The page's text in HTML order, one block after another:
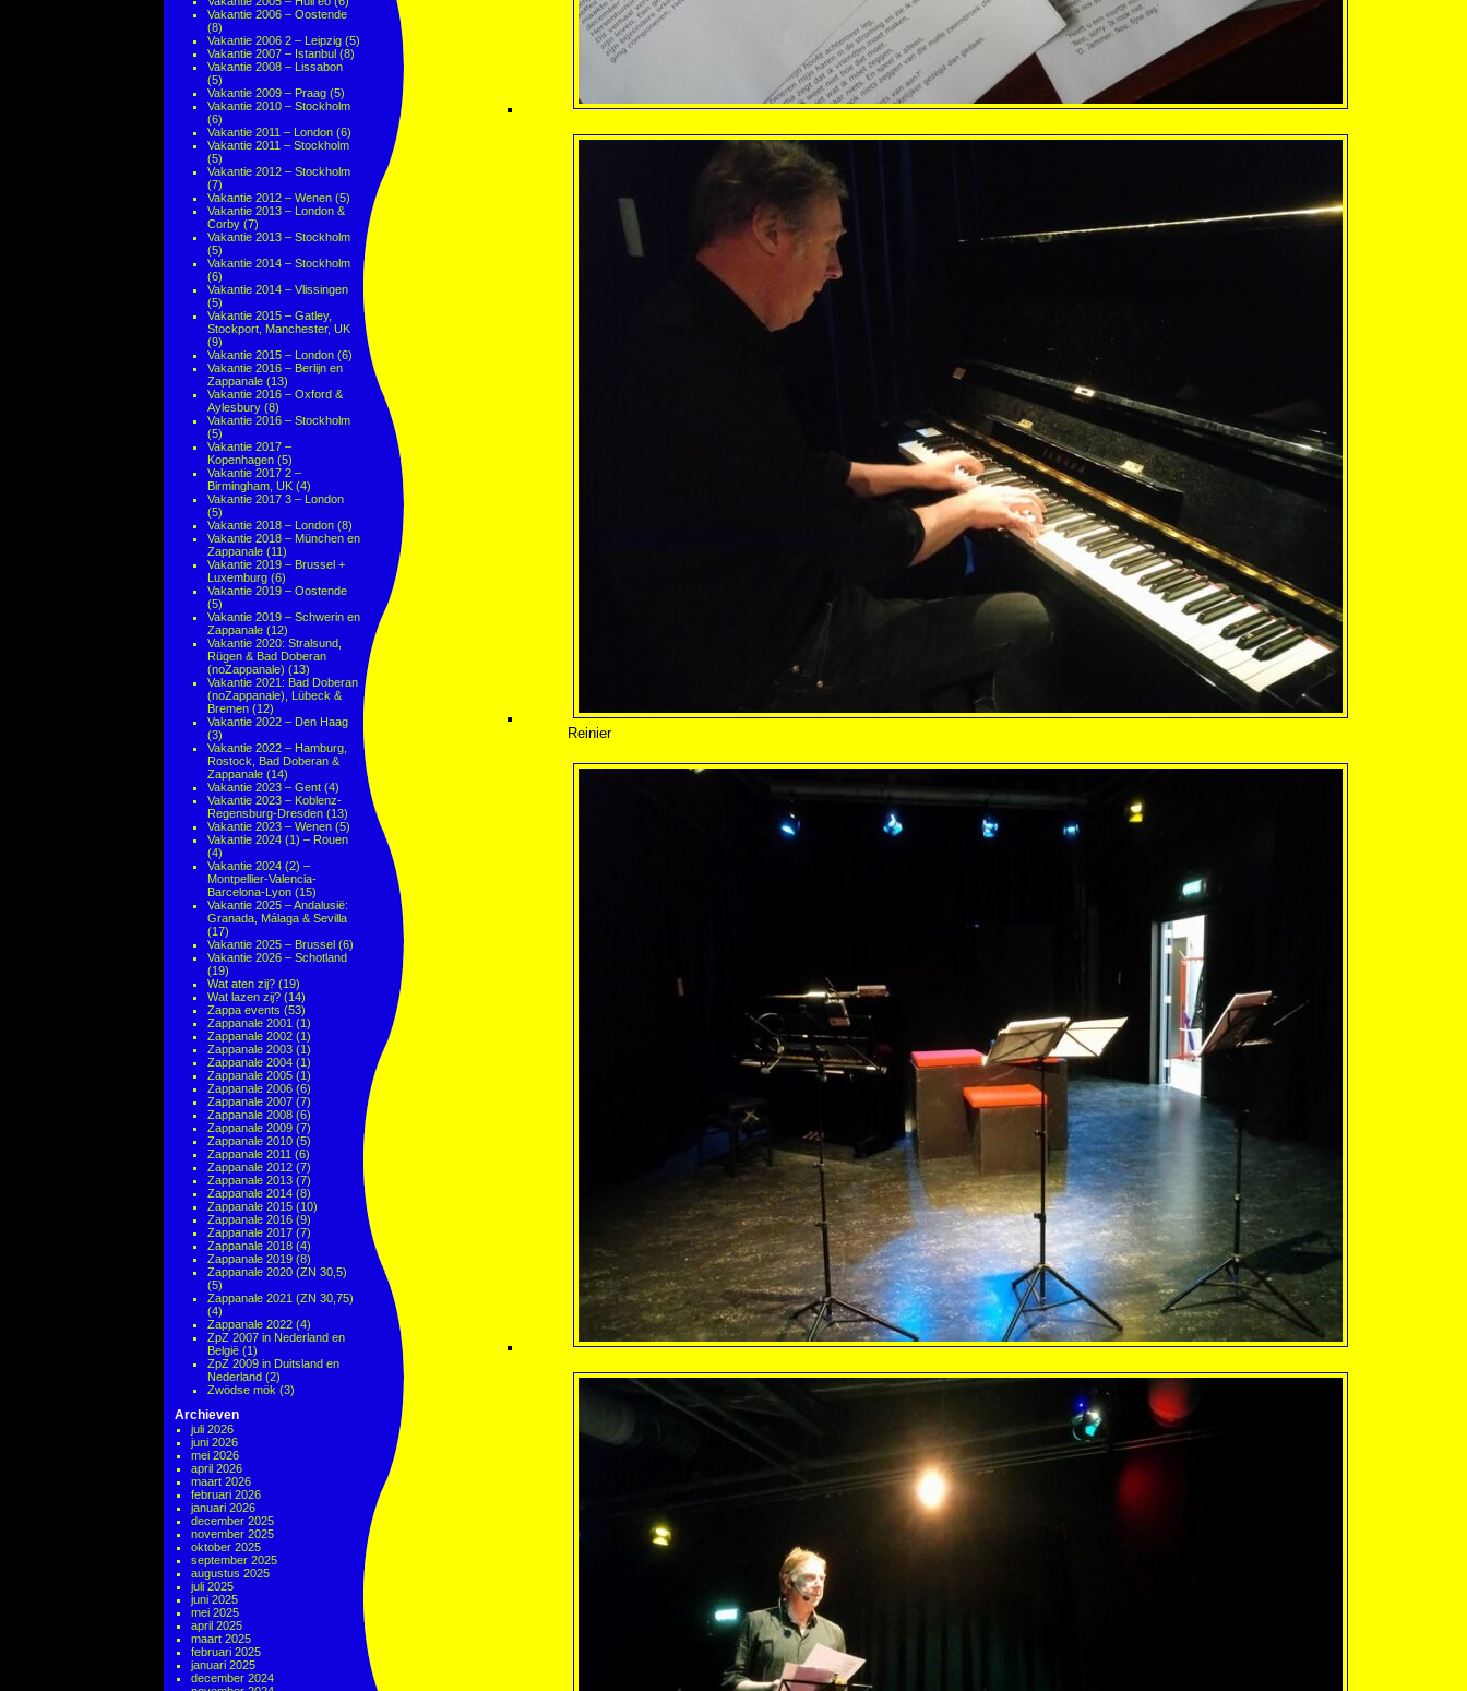
Vakantie 2006 – Oostende
(8)
Vakantie 2006 2 – Leipzig (5)
Vakantie 2007 – Istanbul (8)
Vakantie 2008 – Lissabon
(5)
Vakantie 2009 – Praag (5)
Vakantie 2010 – Stockholm
(6)
Vakantie 2011 – London (6)
Vakantie 2011 – Stockholm
(5)
Vakantie 2012 – Stockholm
(7)
Vakantie 2012 – Wenen (5)
Vakantie 2013 – London &
Corby (7)
Vakantie 2013 – Stockholm
(5)
Vakantie 2014 – Stockholm
(6)
Vakantie 2014 – Vlissingen
(5)
Vakantie 2015 – Gatley,
Stockport, Manchester, UK
(9)
Vakantie 2015 – London (6)
Vakantie 2016 – Berlijn en
Zappanale (13)
Vakantie 2016 – Oxford &
Aylesbury (8)
Vakantie 2016 – Stockholm
(5)
Vakantie 2017 –
Kopenhagen (5)
Vakantie 2017 2 –
Birmingham, UK (4)
Vakantie 2017 3 – London
(5)
Vakantie 2018 – London (8)
Vakantie 2018 – München en
Zappanale (11)
Vakantie 2019 – Brussel +
Luxemburg (6)
Vakantie 2019 – Oostende
(5)
Vakantie 2019 – Schwerin en
Zappanale (12)
Vakantie 2020: Stralsund,
Rügen & Bad Doberan
(noZappanale) (13)
Vakantie 2021: Bad Doberan
(noZappanale), Lübeck &
Bremen (12)
Vakantie 2022 – Den Haag
(3)
Vakantie 2022 – Hamburg,
Rostock, Bad Doberan &
Zappanale (14)
Vakantie 2023 – Gent (4)
Vakantie 2023 – Koblenz-
Regensburg-Dresden (13)
Vakantie 2023 – Wenen (5)
Vakantie 2024 (1) – Rouen
(4)
Vakantie 2024 (2) –
Montpellier-Valencia-
Barcelona-Lyon (15)
Vakantie 2025 – Andalusië:
Granada, Málaga & Sevilla
(17)
Vakantie 2025 – Brussel (6)
Vakantie 2026 – Schotland
(19)
Wat aten zij? (19)
Wat lazen zij? (14)
Zappa events (53)
Zappanale 2001 (1)
Zappanale 2002 (1)
Zappanale 2003 (1)
Zappanale 2004 (1)
Zappanale 2005 (1)
Zappanale 2006 (6)
Zappanale 2007 (7)
Zappanale 2008 (6)
Zappanale 2009 (7)
Zappanale 2010 (5)
Zappanale 2011 (6)
Zappanale 2012 (7)
Zappanale 2013 (7)
Zappanale 2014 (8)
Zappanale 2015 (10)
Zappanale 2016 (9)
Zappanale 2017 (7)
Zappanale 2018 (4)
Zappanale 2019 (8)
Zappanale 2020 (ZN 30,5)
(5)
Zappanale 2021 (ZN 30,75)
(4)
Zappanale 2022 (4)
ZpZ 2007 in Nederland en
België (1)
ZpZ 2009 in Duitsland en
Nederland (2)
Zwödse mök (3)
Archieven
juli 2026
juni 2026
mei 2026
april 2026
maart 2026
februari 2026
januari 2026
december 2025
november 2025
oktober 2025
september 2025
augustus 2025
juli 2025
juni 2025
mei 2025
april 2025
maart 2025
februari 2025
januari 2025
december 2024
Reinier